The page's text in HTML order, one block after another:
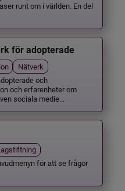
runt om i världen. En del
för adopterade
Nätverk
och
och erfarenheter om
sociala medie...
för att se frågor